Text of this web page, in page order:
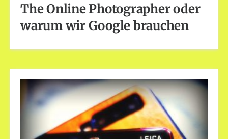
The Online Photographer oder
warum wir Google brauchen